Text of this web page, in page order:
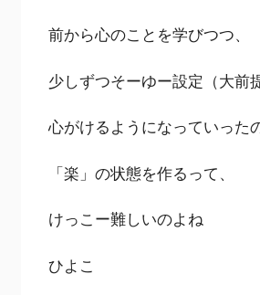
前から心のことを学びつつ、
少しずつそーゆー設定（大前
心がけるようになっていった
「楽」の状態を作るって、
けっこー難しいのよね
ひよこ